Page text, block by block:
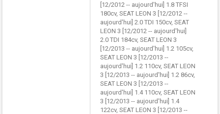
[12/2012 -- aujourd'hui] 1.8 TFSI
180cv, SEAT LEON 3 [12/2012 --
aujourd'hui] 2.0 TDI 150cv, SEAT
LEON 3 [12/2012 -- aujourd'hui]
2.0 TDI 184cv, SEAT LEON 3
[12/2013 -- aujourd'hui] 1.2 105cv,
SEAT LEON 3 [12/2013 --
aujourd'hui] 1.2 110cv, SEAT LEON
3 [12/2013 -- aujourd'hui] 1.2 86cv,
SEAT LEON 3 [12/2013 --
aujourd'hui] 1.4 110cv, SEAT LEON
3 [12/2013 -- aujourd'hui] 1.4
122cv, SEAT LEON 3 [12/2013 --